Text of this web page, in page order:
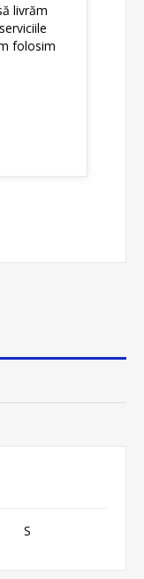
S
livrăm
folosim